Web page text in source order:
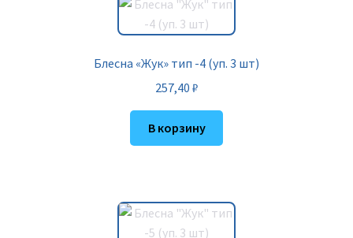
Блесна «Жук» тип -4 (уп. 3 шт)
257,40 ₽
В корзину